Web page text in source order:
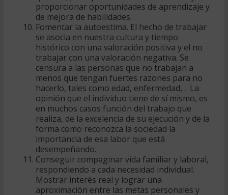
proporcionar oportunidades de aprendizaje y
de mejora de habilidades.
Fomentar la autoestima. El hecho de trabajar
se asocia en nuestra cultura y tiempo
histórico con una valoración positiva y el no
trabajar con una valoración negativa. Se
censura a las personas que no trabajan a
menos que tengan fuertes razones para no
hacerlo, tales como edad, enfermedad,… La
opinión que el individuo tiene de sí mismo, es
en muchos casos función del trabajo que
realiza, de la excelencia de su ejecución y de la
forma como reconozca la sociedad la
importancia de esa labor que está
desempeñando.
Conseguir compaginar vida familiar y laboral,
respondiendo a cada necesidad individual.
Mostrar interés real y lograr una
aproximación entre las metas personales y